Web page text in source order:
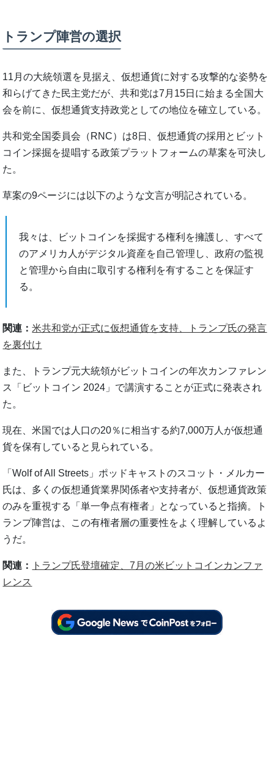
トランプ陣営の選択
11月の大統領選を見据え、仮想通貨に対する攻撃的な姿勢を
和らげてきた民主党だが、共和党は7月15日に始まる全国大
会を前に、仮想通貨支持政党としての地位を確立している。
共和党全国委員会（RNC）は8日、仮想通貨の採用とビット
コイン採掘を提唱する政策プラットフォームの草案を可決し
た。
草案の9ページには以下のような文言が明記されている。
我々は、ビットコインを採掘する権利を擁護し、すべて
のアメリカ人がデジタル資産を自己管理し、政府の監視
と管理から自由に取引する権利を有することを保証す
る。
関連：米共和党が正式に仮想通貨を支持、トランプ氏の発言
を裏付け
また、トランプ元大統領がビットコインの年次カンファレン
ス「ビットコイン 2024」で講演することが正式に発表され
た。
現在、米国では人口の20％に相当する約7,000万人が仮想通
貨を保有していると見られている。
「Wolf of All Streets」ポッドキャストのスコット・メルカー
氏は、多くの仮想通貨業界関係者や支持者が、仮想通貨政策
のみを重視する「単一争点有権者」となっていると指摘。ト
ランプ陣営は、この有権者層の重要性をよく理解しているよ
うだ。
関連：
トランプ氏登壇確定、7月の米ビットコインカンファ
レンス